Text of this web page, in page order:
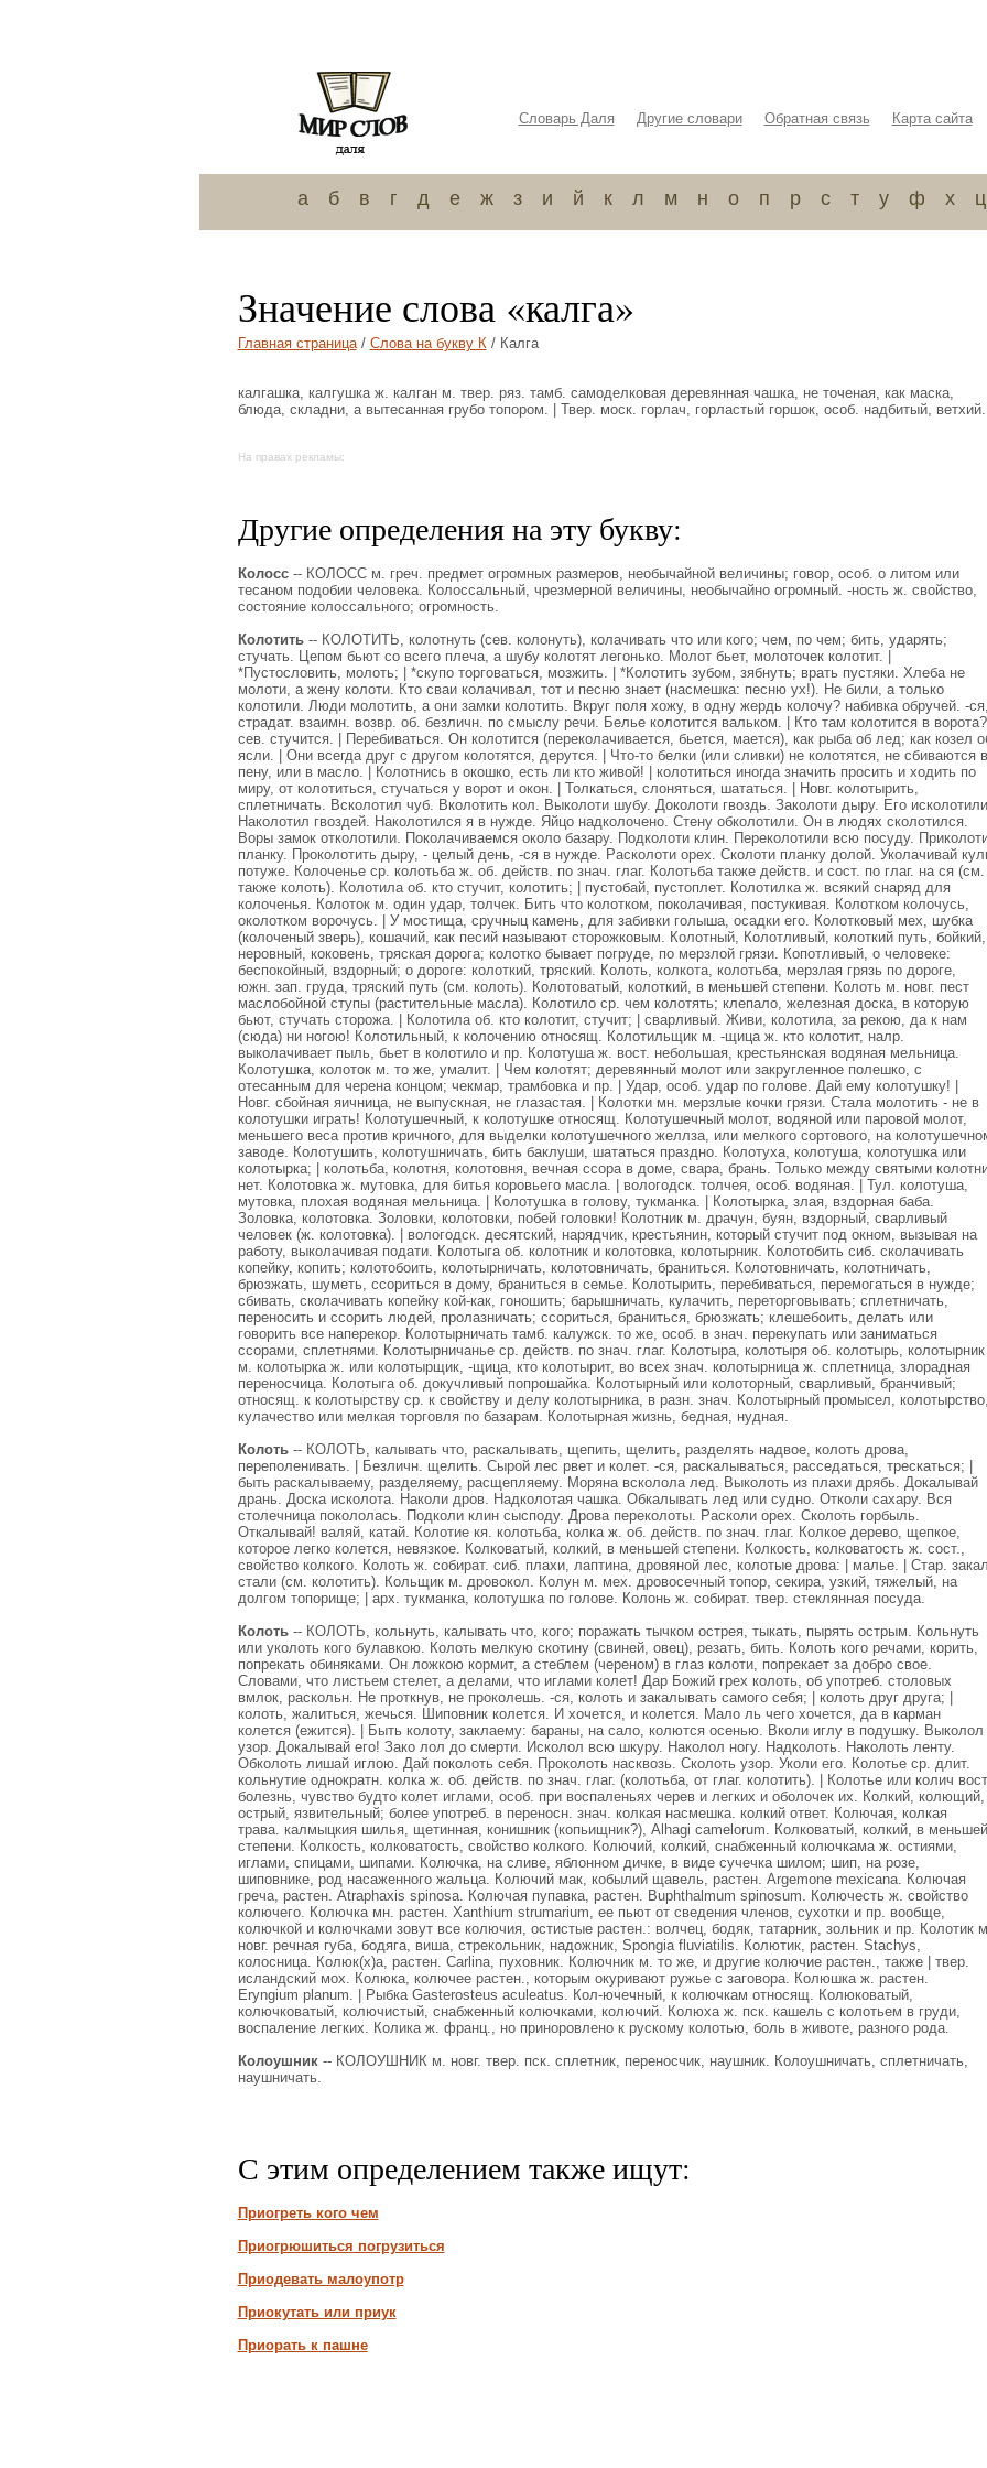
Словарь Даля Другие словари Обратная связь Карта сайта
а б в г д е ж з и й к л м н о п р с т у ф х ц
Значение слова «калга»
Главная страница/ Слова на букву К/ Калга
калгашка, калгушка ж. калган м. твер. ряз. тамб. самоделковая деревянная чашка, не точеная, как маска,
блюда, складни, а вытесанная грубо топором. | Твер. моск. горлач, горластый горшок, особ. надбитый, ветхий.
На правах рекламы:
Другие определения на эту букву:
Колосс-- КОЛОСС м. греч. предмет огромных размеров, необычайной величины; говор, особ. о литом или
тесаном подобии человека. Колоссальный, чрезмерной величины, необычайно огромный. -ность ж. свойство,
состояние колоссального; огромность.
Колотить-- КОЛОТИТЬ, колотнуть (сев. колонуть), колачивать что или кого; чем, по чем; бить, ударять;
стучать. Цепом бьют со всего плеча, а шубу колотят легонько. Молот бьет, молоточек колотит. |
*Пустословить, молоть; | *скупо торговаться, мозжить. | *Колотить зубом, зябнуть; врать пустяки. Хлеба не
молоти, а жену колоти. Кто сваи колачивал, тот и песню знает (насмешка: песню ух!). Не били, а только
колотили. Люди молотить, а они замки колотить. Вкруг поля хожу, в одну жердь колочу? набивка обручей. -ся,
страдат. взаимн. возвр. об. безличн. по смыслу речи. Белье колотится вальком. | Кто там колотится в ворота?
сев. стучится. | Перебиваться. Он колотится (переколачивается, бьется, мается), как рыба об лед; как козел
ясли. | Они всегда друг с другом колотятся, дерутся. | Что-то белки (или сливки) не колотятся, не сбиваются в
пену, или в масло. | Колотнись в окошко, есть ли кто живой! | колотиться иногда значить просить и ходить по
миру, от колотиться, стучаться у ворот и окон. | Толкаться, слоняться, шататься. | Новг. колотырить,
сплетничать. Всколотил чуб. Вколотить кол. Выколоти шубу. Доколоти гвоздь. Заколоти дыру. Его
Наколотил гвоздей. Наколотился я в нужде. Яйцо надколочено. Стену обколотили. Он в людях сколотился.
Воры замок отколотили. Поколачиваемся около базару. Подколоти клин. Переколотили всю посуду.
планку. Проколотить дыру, - целый день, -ся в нужде. Расколоти орех. Сколоти планку долой. Уколачивай
потуже. Колоченье ср. колотьба ж. об. действ. по знач. глаг. Колотьба также действ. и сост. по глаг. на ся (см.
также колоть). Колотила об. кто стучит, колотить; | пустобай, пустоплет. Колотилка ж. всякий снаряд для
колоченья. Колоток м. один удар, толчек. Бить что колотком, поколачивая, постукивая. Колотком колочусь,
околотком ворочусь. | У мостища, сручныц камень, для забивки голыша, осадки его. Колотковый мех, шубка
(колоченый зверь), кошачий, как песий называют сторожковым. Колотный, Колотливый, колоткий путь, бойкий,
неровный, коковень, тряская дорога; колотко бывает погруде, по мерзлой грязи. Копотливый, о человеке:
беспокойный, вздорный; о дороге: колоткий, тряский. Колоть, колкота, колотьба, мерзлая грязь по дороге,
южн. зап. груда, тряский путь (см. колоть). Колотоватый, колоткий, в меньшей степени. Колоть м. новг. пест
маслобойной ступы (растительные масла). Колотило ср. чем колотять; клепало, железная доска, в которую
бьют, стучать сторожа. | Колотила об. кто колотит, стучит; | сварливый. Живи, колотила, за рекою, да к нам
(сюда) ни ногою! Колотильный, к колочению относящ. Колотильщик м. -щица ж. кто колотит, налр.
выколачивает пыль, бьет в колотило и пр. Колотуша ж. вост. небольшая, крестьянская водяная мельница.
Колотушка, колоток м. то же, умалит. | Чем колотят; деревянный молот или закругленное полешко, с
отесанным для черена концом; чекмар, трамбовка и пр. | Удар, особ. удар по голове. Дай ему колотушку! |
Новг. сбойная яичница, не выпускная, не глазастая. | Колотки мн. мерзлые кочки грязи. Стала молотить - не в
колотушки играть! Колотушечный, к колотушке относящ. Колотушечный молот, водяной или паровой молот,
меньшего веса против кричного, для выделки колотушечного желлза, или мелкого сортового, на
заводе. Колотушить, колотушничать, бить баклуши, шататься праздно. Колотуха, колотуша, колотушка или
колотырка; | колотьба, колотня, колотовня, вечная ссора в доме, свара, брань. Только между святыми
нет. Колотовка ж. мутовка, для битья коровьего масла. | вологодск. толчея, особ. водяная. | Тул. колотуша,
мутовка, плохая водяная мельница. | Колотушка в голову, тукманка. | Колотырка, злая, вздорная баба.
Золовка, колотовка. Золовки, колотовки, побей головки! Колотник м. драчун, буян, вздорный, сварливый
человек (ж. колотовка). | вологодск. десятский, нарядчик, крестьянин, который стучит под окном, вызывая на
работу, выколачивая подати. Колотыга об. колотник и колотовка, колотырник. Колотобить сиб. сколачивать
копейку, копить; колотобоить, колотырничать, колотовничать, браниться. Колотовничать, колотничать,
брюзжать, шуметь, ссориться в дому, браниться в семье. Колотырить, перебиваться, перемогаться в нужде;
сбивать, сколачивать копейку кой-как, гоношить; барышничать, кулачить, переторговывать; сплетничать,
переносить и ссорить людей, пролазничать; ссориться, браниться, брюзжать; клешебоить, делать или
говорить все наперекор. Колотырничать тамб. калужск. то же, особ. в знач. перекупать или заниматься
ссорами, сплетнями. Колотырничанье ср. действ. по знач. глаг. Колотыра, колотыря об. колотырь, колотырник
м. колотырка ж. или колотырщик, -щица, кто колотырит, во всех знач. колотырница ж. сплетница, злорадная
переносчица. Колотыга об. докучливый попрошайка. Колотырный или колоторный, сварливый, бранчивый;
относящ. к колотырству ср. к свойству и делу колотырника, в разн. знач. Колотырный промысел, колотырство,
кулачество или мелкая торговля по базарам. Колотырная жизнь, бедная, нудная.
Колоть-- КОЛОТЬ, калывать что, раскалывать, щепить, щелить, разделять надвое, колоть дрова,
переполенивать. | Безличн. щелить. Сырой лес рвет и колет. -ся, раскалываться, расседаться, трескаться; |
быть раскалываему, разделяему, расщепляему. Моряна всколола лед. Выколоть из плахи дрябь. Докалывай
дрань. Доска исколота. Наколи дров. Надколотая чашка. Обкалывать лед или судно. Отколи сахару. Вся
столечница покололась. Подколи клин сысподу. Дрова переколоты. Расколи орех. Сколоть горбыль.
Откалывай! валяй, катай. Колотие кя. колотьба, колка ж. об. действ. по знач. глаг. Колкое дерево, щепкое,
которое легко колется, невязкое. Колковатый, колкий, в меньшей степени. Колкость, колковатость ж. сост.,
свойство колкого. Колоть ж. собират. сиб. плахи, лаптина, дровяной лес, колотые дрова: | малье. | Стар. закал
стали (см. колотить). Кольщик м. дровокол. Колун м. мех. дровосечный топор, секира, узкий, тяжелый, на
долгом топорище; | арх. тукманка, колотушка по голове. Колонь ж. собират. твер. стеклянная посуда.
Колоть-- КОЛОТЬ, кольнуть, калывать что, кого; поражать тычком острея, тыкать, пырять острым. Кольнуть
или уколоть кого булавкою. Колоть мелкую скотину (свиней, овец), резать, бить. Колоть кого речами, корить,
попрекать обиняками. Он ложкою кормит, а стеблем (череном) в глаз колоти, попрекает за добро свое.
Словами, что листьем стелет, а делами, что иглами колет! Дар Божий грех колоть, об употреб. столовых
вмлок, раскольн. Не проткнув, не проколешь. -ся, колоть и закалывать самого себя; | колоть друг друга; |
колоть, жалиться, жечься. Шиповник колется. И хочется, и колется. Мало ль чего хочется, да в карман
колется (ежится). | Быть колоту, заклаему: бараны, на сало, колются осенью. Вколи иглу в подушку. Выколол
узор. Докалывай его! Зако лол до смерти. Исколол всю шкуру. Наколол ногу. Надколоть. Наколоть ленту.
Обколоть лишай иглою. Дай поколоть себя. Проколоть насквозь. Сколоть узор. Уколи его. Колотье ср. длит.
кольнутие однократн. колка ж. об. действ. по знач. глаг. (колотьба, от глаг. колотить). | Колотье или колич
болезнь, чувство будто колет иглами, особ. при воспаленьях черев и легких и оболочек их. Колкий, колющий,
острый, язвительный; более употреб. в переносн. знач. колкая насмешка. колкий ответ. Колючая, колкая
трава. калмыцкия шилья, щетинная, конишник (копьищник?), Аlhagi camelorum. Колковатый, колкий, в меньшей
степени. Колкость, колковатость, свойство колкого. Колючий, колкий, снабженный колючкама ж. остиями,
иглами, спицами, шипами. Колючка, на сливе, яблонном дичке, в виде сучечка шилом; шип, на розе,
шиповнике, род насаженного жальца. Колючий мак, кобылий щавель, растен. Аrgemone mexicanа. Колючая
греча, растен. Аtraphaxis spinosа. Колючая пупавка, растен. Вuphthalmum spinosum. Колючесть ж. свойство
колючего. Колючка мн. растен. Хаnthium strumarium, ее пьют от сведения членов, сухотки и пр. вообще,
колючкой и колючками зовут все колючия, остистые растен.: волчец, бодяк, татарник, зольник и пр. Колотик
новг. речная губа, бодяга, виша, стрекольник, надожник, Spongia fluviatilis. Колютик, растен. Stachys,
колосница. Колюк(х)а, растен. Саrlinа, пуховник. Колючник м. то же, и другие колючие растен., также | твер.
исландский мох. Колюка, колючее растен., которым окуривают ружье с заговора. Колюшка ж. растен.
Еryngium planum. | Рыбка Gasterosteus aculeatus. Кол-ючечный, к колючкам относящ. Колюковатый,
колючковатый, колючистый, снабженный колючками, колючий. Колюха ж. пск. кашель с колотьем в груди,
воспаление легких. Колика ж. франц., но приноровлено к рускому колотью, боль в животе, разного рода.
Колоушник-- КОЛОУШНИК м. новг. твер. пск. сплетник, переносчик, наушник. Колоушничать, сплетничать,
наушничать.
С этим определением также ищут:
Приогреть кого чем
Приогрюшиться погрузиться
Приодевать малоупотр
Приокутать или приук
Приорать к пашне